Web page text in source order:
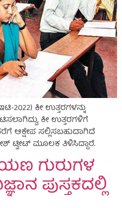
2022) ಕೀ ಉತ್ತರಗಳನ್ನು
ಕೀ ಉತ್ತರಗಳಿಗೆ
ಆಕ್ಷೇಪ ಸಲ್ಲಿಸಬಹುದಾಗಿದೆ
ಟ್ವೀಟ್ ಮೂಲಕ ತಿಳಿಸಿದ್ದಾರೆ.
ಗುರುಗಳ
ಪುಸ್ತಕದಲ್ಲಿ